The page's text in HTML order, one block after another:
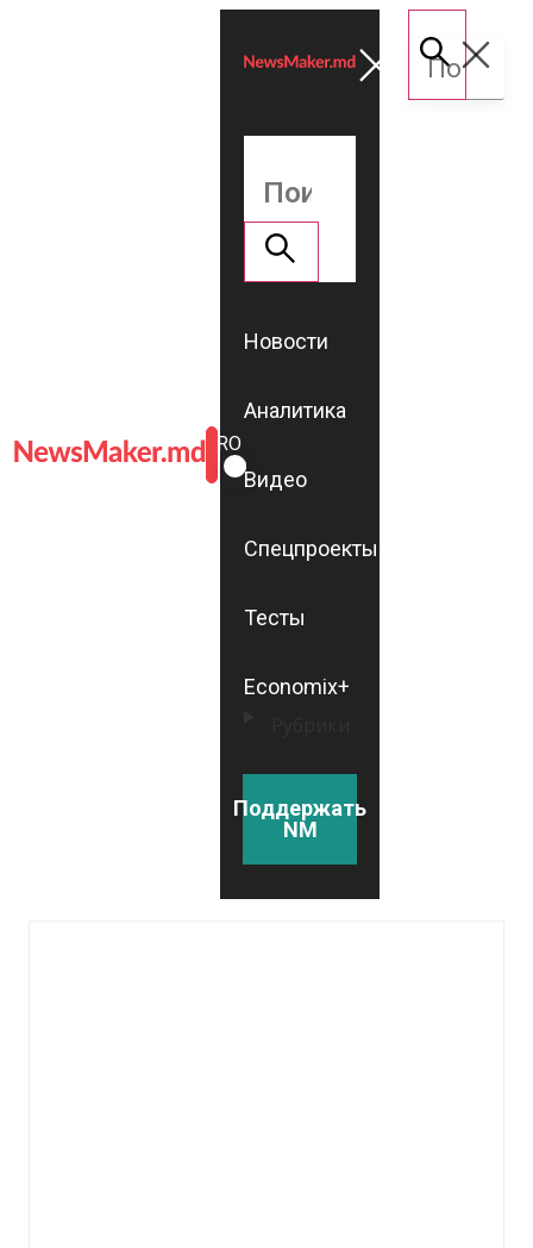
ROMÂNĂ
RU
Новости
Аналитика
Видео
Спецпроекты
Тесты
Economix+
Поддержать
NM